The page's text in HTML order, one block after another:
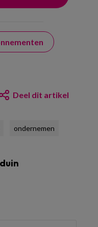
Deel dit artikel
ondernemen